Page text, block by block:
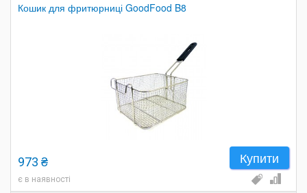
Кошик для фритюрниці GoodFood B8
Купити
973 ₴
є в наявності